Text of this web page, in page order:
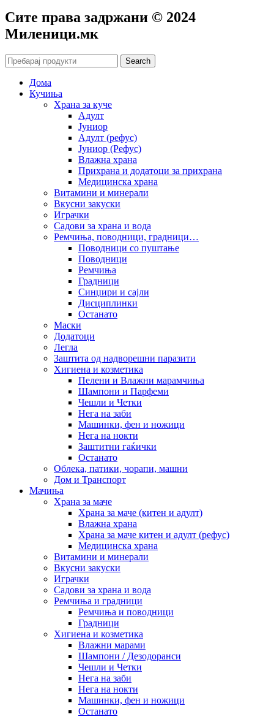
Сите права задржани © 2024
Mиленици.мк
Search
Дома
Кучиња
Храна за куче
Адулт
Јуниор
Адулт (рефус)
Јуниор (Рефус)
Влажна храна
Прихрана и додатоци за прихрана
Медицинска храна
Витамини и минерали
Вкусни закуски
Играчки
Садови за храна и вода
Ремчиња, поводници, градници…
Поводници со пуштање
Поводници
Ремчиња
Градници
Синџири и сајли
Дисциплинки
Останато
Маски
Додатоци
Легла
Заштита од надворешни паразити
Хигиена и козметика
Пелени и Влажни марамчиња
Шампони и Парфеми
Чешли и Четки
Нега на заби
Машинки, фен и ножици
Нега на нокти
Заштитни гаќички
Останато
Облека, патики, чорапи, машни
Дом и Транспорт
Мачиња
Храна за маче
Храна за маче (китен и адулт)
Влажна храна
Храна за маче китен и адулт (рефус)
Медицинска храна
Витамини и минерали
Вкусни закуски
Играчки
Садови за храна и вода
Ремчиња и градници
Ремчиња и поводници
Градници
Хигиена и козметика
Влажни марами
Шампони / Дезодоранси
Чешли и Четки
Нега на заби
Нега на нокти
Машинки, фен и ножици
Останато